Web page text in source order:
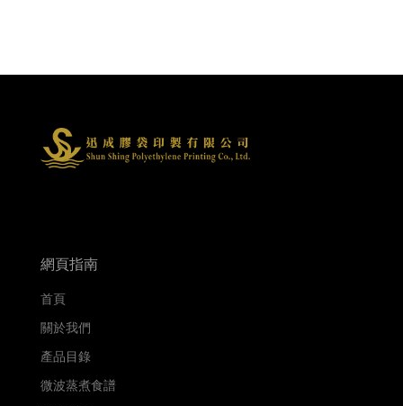
網頁指南
首頁
關於我們
產品目錄
微波蒸煮食譜